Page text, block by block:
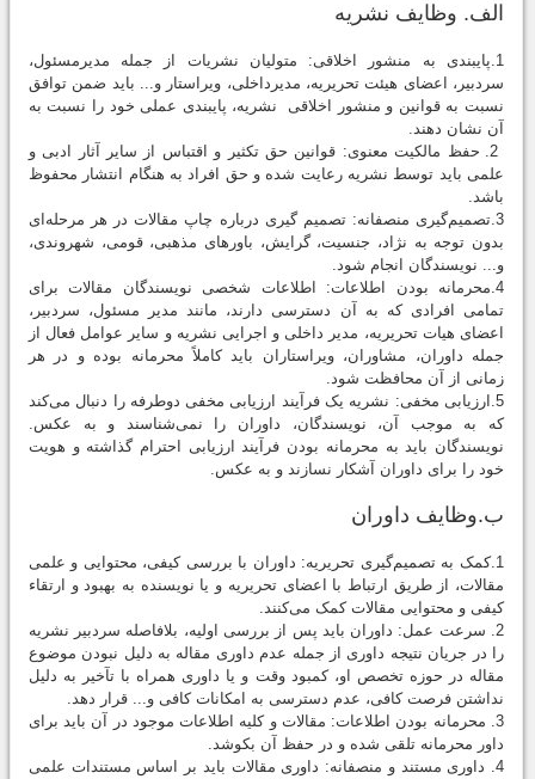
الف. وظایف نشریه
1.پایبندی به منشور اخلاقی: متولیان نشریات از جمله مدیرمسئول،‌
سردبیر، اعضای هیئت تحریریه، مدیرداخلی، ویراستار و... باید ضمن توافق
نسبت به قوانین و منشور اخلاقی نشریه، پایبندی عملی خود را نسبت به
آن نشان دهند.
2. حفظ مالكیت معنوی: قوانین حق تکثیر و اقتباس از سایر آثار ادبی و
علمی باید توسط نشریه رعایت شده و حق افراد به هنگام انتشار محفوظ
باشد.
3.تصمیم‌گیری منصفانه: تصمیم گیری درباره چاپ مقالات در هر مرحله‌ای
بدون توجه به نژاد، جنسیت، گرایش، باورهای مذهبی، قومی، شهروندی،
و... نویسندگان انجام شود.
4.محرمانه بودن اطلاعات: اطلاعات شخصی نویسندگان مقالات برای
تمامی افرادی که به آن دسترسی دارند، مانند مدیر مسئول، سردبیر،
اعضای هیات تحریریه، مدیر داخلی و اجرایی نشریه و سایر عوامل فعال از
جمله داوران، مشاوران، ویراستاران باید کاملاً محرمانه بوده و در هر
زمانی از آن محافظت شود.
5.ارزیابی مخفی: نشریه یک فرآیند ارزیابی مخفی دوطرفه را دنبال می‌کند
که به موجب آن، نویسندگان، داوران را نمی‌شناسند و به عکس.
نویسندگان باید به محرمانه بودن فرآیند ارزیابی احترام گذاشته و هویت
خود را برای داوران آشکار نسازند و به عکس.
ب.وظایف داوران
1.کمک به تصمیم‌گیری تحریریه: داوران با بررسی کیفی، محتوایی و علمی
مقالات، از طریق ارتباط با اعضای تحریریه و یا نویسنده به بهبود و ارتقاء
کیفی و محتوایی مقالات کمک می‌کنند.
2. سرعت عمل: داوران باید پس از بررسی اولیه، بلافاصله سردبیر نشریه
را در جریان نتیجه داوری از جمله عدم داوری مقاله به دلیل نبودن موضوع
مقاله در حوزه تخصص او، کمبود وقت و یا داوری همراه با تآخیر به دلیل
نداشتن فرصت كافی، عدم دسترسی به امکانات کافی و... قرار دهد.
3. محرمانه بودن اطلاعات: مقالات و کلیه اطلاعات موجود در آن باید برای
داور محرمانه تلقی شده و در حفظ آن بکوشد.
4. داوری مستند و منصفانه: داوری مقالات باید بر اساس مستندات علمی